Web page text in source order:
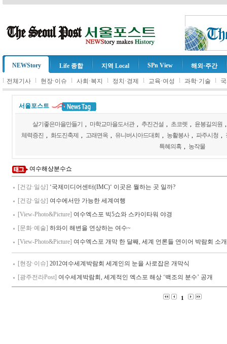
NEWStory Life 종합 지역 Local SPn View 해외·주간
l 전체기사 l 현장·이슈 l 사회·복지 l 정치·경제 l 교육·여성 l 과학·기술 l
서울포스트
살기좋은마을만들기 마학교마을도서관 추진건설 초코렛 윤봉길의원
체력증진
화도진축제 고래면옥 유니버시아드대회 농활봉사 파주시청
특혜의혹
농작물
여수해상분수쇼
[건강·일상] ‘국제미디어센터(IMC)‘ 이곳은 뭘하는 곳 일까?
[건강·일상] 여수에서만 가능한 세계여행
[View-Photo&Picture] 여수엑스포 빅5쇼와 스카이타워 야경
[문화·예술] 하와이 해변을 연상하는 여수~
[View-Photo&Picture] 여수엑스포 개막 한 달째, 세계 언론들 연이어 박람회 소
[현장·이슈] 2012여수세계박람회 세계인의 눈을 사로잡은 개막식
[광주전라Post] 여수세계박람회, 세계적인 엑스포 해상 ‘백조의 분수’ 공개
1